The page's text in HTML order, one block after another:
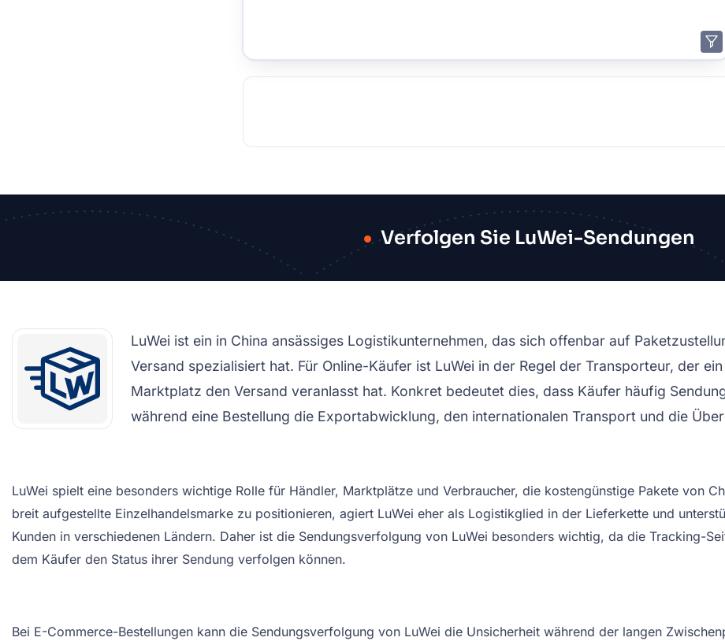
Verfolgen Sie LuWei-Sendungen
LuWei ist ein in China ansässiges Logistikunternehmen, das sich offenbar auf
Versand spezialisiert hat. Für Online-Käufer ist LuWei in der Regel der Transporteur, der
Marktplatz den Versand veranlasst hat. Konkret bedeutet dies, dass Käufer häufig
während eine Bestellung die Exportabwicklung, den internationalen Transport und die
LuWei spielt eine besonders wichtige Rolle für Händler, Marktplätze und Verbraucher, die kostengünstige Pakete von
breit aufgestellte Einzelhandelsmarke zu positionieren, agiert LuWei eher als Logistikglied in der Lieferkette und
Kunden in verschiedenen Ländern. Daher ist die Sendungsverfolgung von LuWei besonders wichtig, da die Tracking-
dem Käufer den Status ihrer Sendung verfolgen können.
Bei E-Commerce-Bestellungen kann die Sendungsverfolgung von LuWei die Unsicherheit während der langen